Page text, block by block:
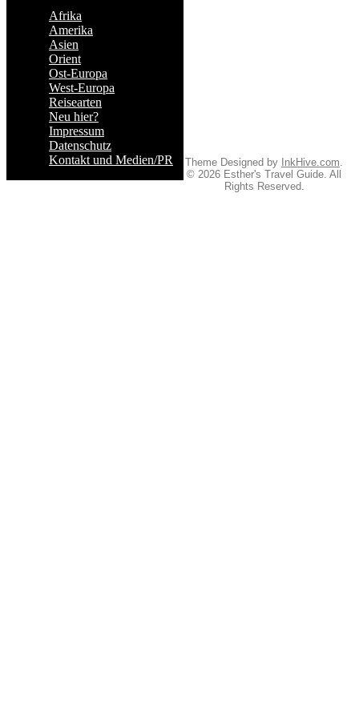
Afrika
Amerika
Asien
Orient
Ost-Europa
West-Europa
Reisearten
Neu hier?
Impressum
Datenschutz
Kontakt und Medien/PR
Theme Designed by InkHive.com
© 2026 Esther's Travel Guide. All
Rights Reserved.